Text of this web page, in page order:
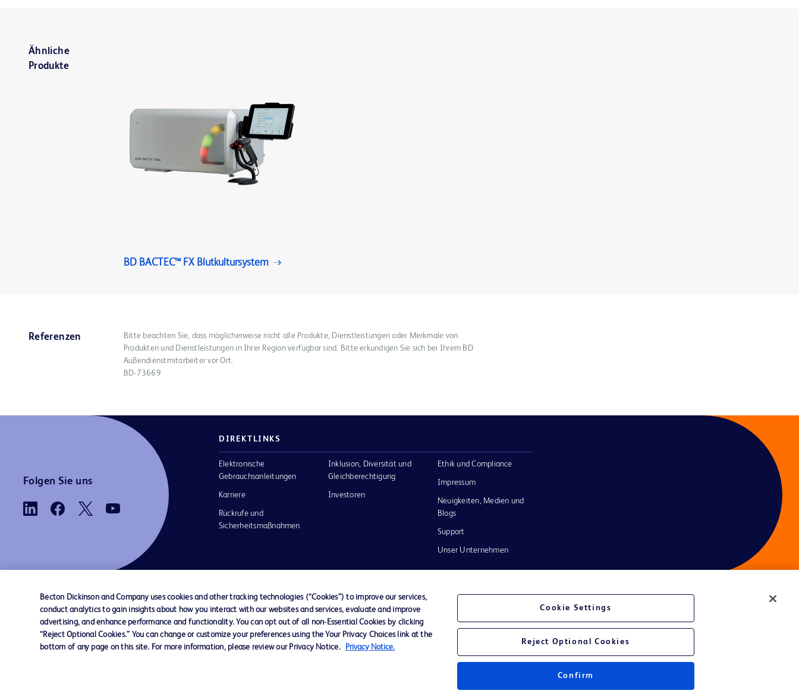
Ähnliche
Produkte
BD BACTEC™ FX Blutkultursystem
Referenzen
Bitte beachten Sie, dass möglicherweise nicht alle Produkte, Dienstleistungen oder Merkmale von
Produkten und Dienstleistungen in Ihrer Region verfügbar sind. Bitte erkundigen Sie sich bei Ihrem BD
Außendienstmitarbeiter vor Ort.
BD-73669
Folgen Sie uns
DIREKTLINKS
Elektronische
Gebrauchsanleitungen
Karriere
Rückrufe und
Sicherheitsmaßnahmen
Inklusion, Diversität und
Gleichberechtigung
Investoren
Ethik und Compliance
Impressum
Neuigkeiten, Medien und
Blogs
Support
Unser Unternehmen
AGB Kontaktieren Sie uns Cookie-Einstellungen Datenschutz Nutzungsbedingungen
Becton Dickinson and Company uses cookies and other tracking technologies (“Cookies”) to improve our services,
conduct analytics to gain insights about how you interact with our websites and services, evaluate and improve
advertising, and enhance performance and functionality. You can opt out of all non-Essential Cookies by clicking
“Reject Optional Cookies.” You can change or customize your preferences using the Your Privacy Choices link at the
bottom of any page on this site. For more information, please review our Privacy Notice.
Privacy Notice.
Cookie Settings
Reject Optional Cookies
Confirm